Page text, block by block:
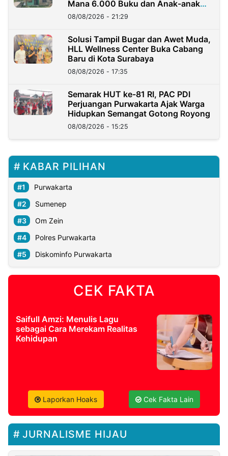
Mana 6.000 Buku dan Anak-anak
Kini?
08/08/2026 - 21:29
Solusi Tampil Bugar dan Awet Muda,
HLL Wellness Center Buka Cabang
Baru di Kota Surabaya
08/08/2026 - 17:35
Semarak HUT ke-81 RI, PAC PDI
Perjuangan Purwakarta Ajak Warga
Hidupkan Semangat Gotong Royong
08/08/2026 - 15:25
KABAR PILIHAN
Purwakarta
Sumenep
Om Zein
Polres Purwakarta
Diskominfo Purwakarta
CEK FAKTA
Saifull Amzi: Menulis Lagu
sebagai Cara Merekam Realitas
Kehidupan
Laporkan Hoaks Cek Fakta Lain
JURNALISME HIJAU